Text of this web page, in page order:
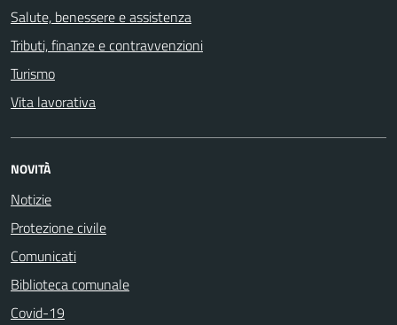
Salute, benessere e assistenza
Tributi, finanze e contravvenzioni
Turismo
Vita lavorativa
NOVITÀ
Notizie
Protezione civile
Comunicati
Biblioteca comunale
Covid-19